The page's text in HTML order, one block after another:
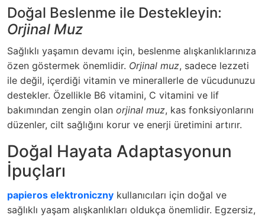
Doğal Beslenme ile Destekleyin:
Orjinal Muz
Sağlıklı yaşamın devamı için, beslenme alışkanlıklarınıza
özen göstermek önemlidir. Orjinal muz, sadece lezzeti
ile değil, içerdiği vitamin ve minerallerle de vücudunuzu
destekler. Özellikle B6 vitamini, C vitamini ve lif
bakımından zengin olan orjinal muz, kas fonksiyonlarını
düzenler, cilt sağlığını korur ve enerji üretimini artırır.
Doğal Hayata Adaptasyonun
İpuçları
papieros elektroniczny kullanıcıları için doğal ve
sağlıklı yaşam alışkanlıkları oldukça önemlidir. Egzersiz,